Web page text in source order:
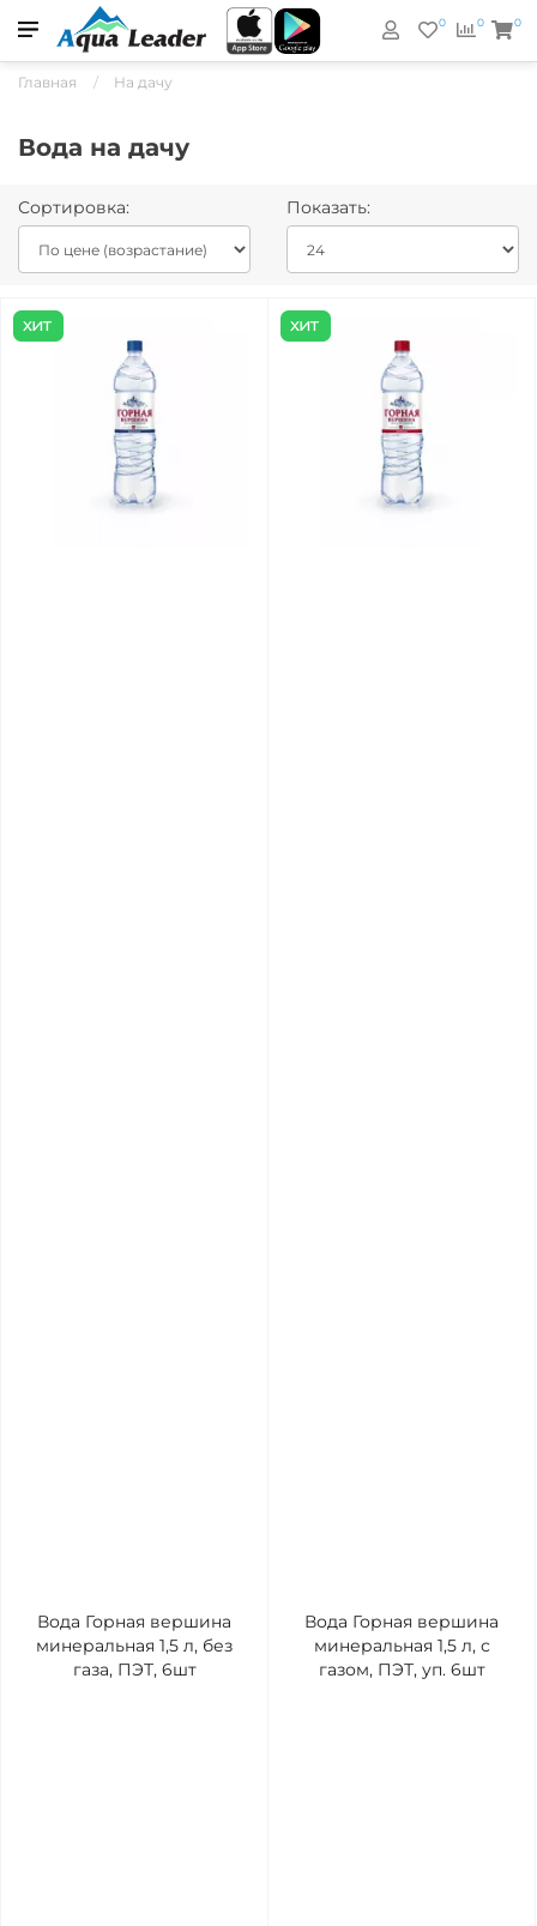
0
0 0
Главная На дачу
Вода на дачу
Сортировка: Показать:
Вода Горная вершина
минеральная 1,5 л, без
газа, ПЭТ, 6шт
Вода Горная вершина
минеральная 1,5 л, с
газом, ПЭТ, уп. 6шт